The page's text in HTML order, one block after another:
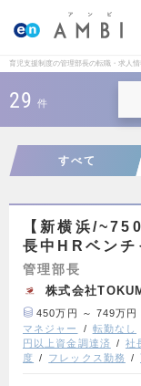
育児支援制度の管理部長の転職・求人情
29 件
すべて
【新横浜/
長中HRベン
管理部長
株式会社
450万円 ～ 749万円
マネジャー
転勤なし
円以上資金調達済
社
度
フレックス勤務